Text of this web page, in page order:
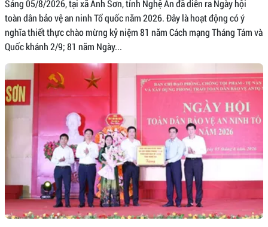
Sáng 05/8/2026, tại xã Anh Sơn, tỉnh Nghệ An đã diễn ra Ngày hội
toàn dân bảo vệ an ninh Tổ quốc năm 2026. Đây là hoạt động có ý
nghĩa thiết thực chào mừng kỷ niệm 81 năm Cách mạng Tháng Tám và
Quốc khánh 2/9; 81 năm Ngày...